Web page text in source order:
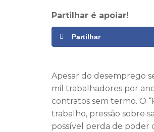
Partilhar é apoiar!
Partilhar
Apesar do desemprego
mil trabalhadores por
contratos sem termo. O
trabalho, pressão sobre
possível perda de poder